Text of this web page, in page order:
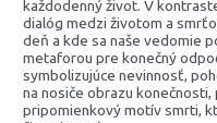
každodenný život. V
dialóg medzi životom a
deň a kde sa naše vedomie
metaforou pre konečný
symbolizujúce nevinnosť,
na nosiče obrazu
pripomienkový motív smrti,